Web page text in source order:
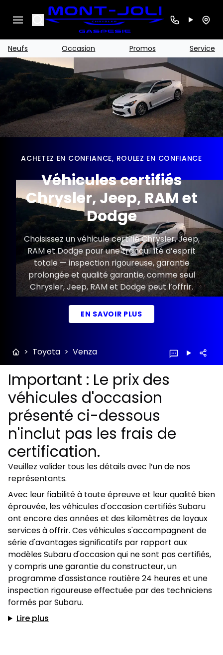
Search
Neufs Occasion Promos Service
ACHETEZ EN CONFIANCE, ROULEZ EN CONFIANCE
Véhicules certifiés
Chrysler, Jeep, RAM et
Dodge
Choisissez un véhicule certifié Chrysler, Jeep,
RAM et Dodge pour une tranquillité d’esprit
totale — inspection rigoureuse, garantie
prolongée et qualité garantie, comme seul
Chrysler, Jeep, RAM et Dodge peut l’offrir.
EN SAVOIR PLUS
> Toyota > Venza
Important : Le prix des
véhicules d'occasion
présenté ci-dessous
n'inclut pas les frais de
certification.
Veuillez valider tous les détails avec l’un de nos
représentants.
Avec leur fiabilité à toute épreuve et leur qualité bien
éprouvée, les véhicules d'occasion certifiés Subaru
ont encore des années et des kilomètres de loyaux
services à offrir. Ces véhicules s'accompagnent de
série d'avantages significatifs par rapport aux
modèles Subaru d'occasion qui ne sont pas certifiés,
y compris une garantie du constructeur, un
programme d'assistance routière 24 heures et une
inspection rigoureuse effectuée par des techniciens
formés par Subaru.
Lire plus